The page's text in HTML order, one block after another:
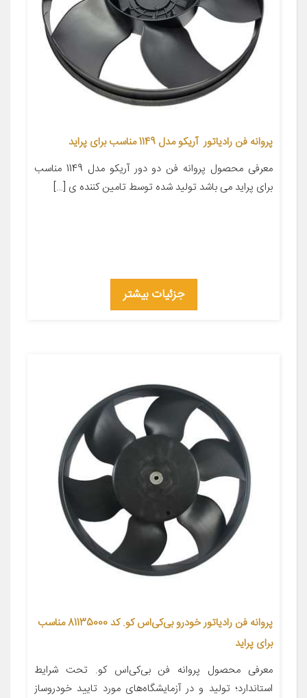
پروانه فن رادیاتور آریکو مدل 1149 مناسب برای پراید
معرفی محصول پروانه فن دو دور آریکو مدل 1149 مناسب
برای پراید می باشد تولید شده توسط تامین کننده ی […]
جزئیات بیشتر
پروانه فن رادیاتور خودرو بی‌کی‌اس کو. کد 81135000 مناسب
برای پراید
معرفی محصول پروانه فن بی‌کی‌اس کو. تحت شرایط
استاندارد؛ تولید و در آزمایشگاه‌های مورد تایید خودروساز